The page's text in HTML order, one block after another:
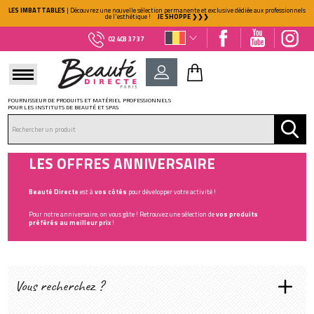
LES IMBATTABLES | Découvrez une nouvelle sélection permanente et exclusive dédiée aux professionnels
de l'esthétique ! JE SHOPPE ❯❯❯
02 403 37 37
Créez votre compte
FOURNISSEUR DE PRODUITS ET MATÉRIEL PROFESSIONNELS
POUR LES INSTITUTS DE BEAUTÉ ET SPAS
LES OFFRES ANNIVERSAIRE
Beauté Directe est àvos côtés pour développer votre activité !
Pour notre anniversaire, on vous gâte ! Retrouvez une sélection devos produits
préférés au meilleur prix !
Vous recherchez ?